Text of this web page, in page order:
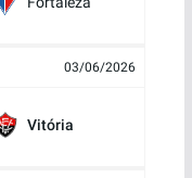
03/06/2026
Vitória